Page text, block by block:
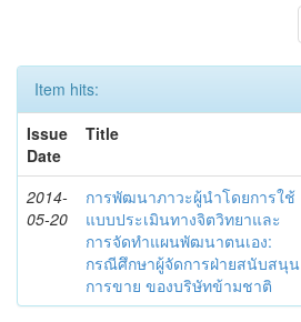
Item hits:
Issue
Date
Title
2014-
05-20
การพัฒนาภาวะผู้นำโดยการใช้
แบบประเมินทางจิตวิทยาและ
การจัดทำแผนพัฒนาตนเอง:
กรณีศึกษาผู้จัดการฝ่ายสนับสนุน
การขาย ของบริษัทข้ามชาติ